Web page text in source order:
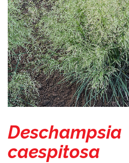
Deschampsia
caespitosa